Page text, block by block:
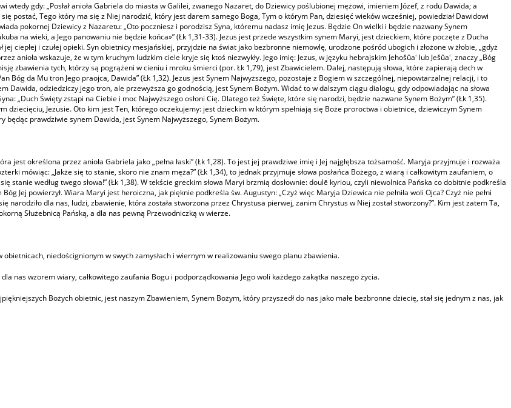
gdy: „Posłał anioła Gabriela do miasta w Galilei, zwanego Nazaret, do Dziewicy poślubionej mężowi, imieniem Józef, z rodu Dawida; a
postać, Tego który ma się z Niej narodzić, który jest darem samego Boga, Tym o którym Pan, dziesięć wieków wcześniej, powiedział Dawidowi
pokornej Dziewicy z Nazaretu: „Oto poczniesz i porodzisz Syna, któremu nadasz imię Jezus. Będzie On wielki i będzie nazwany Synem
na wieki, a Jego panowaniu nie będzie końca»” (Łk 1,31-33). Jezus jest przede wszystkim synem Maryi, jest dzieckiem, które poczęte z Ducha
ciepłej i czułej opieki. Syn obietnicy mesjańskiej, przyjdzie na świat jako bezbronne niemowlę, urodzone pośród ubogich i złożone w żłobie, „gdyż
anioła wskazuje, że w tym kruchym ludzkim ciele kryje się ktoś niezwykły. Jego imię: Jezus, w języku hebrajskim Jehošûaʻ lub Ješûaʻ, znaczy „Bóg
zbawienia tych, którzy są pogrążeni w cieniu i mroku śmierci (por. Łk 1,79), jest Zbawicielem. Dalej, następują słowa, które zapierają dech w
Bóg da Mu tron Jego praojca, Dawida” (Łk 1,32). Jezus jest Synem Najwyższego, pozostaje z Bogiem w szczególnej, niepowtarzalnej relacji, i to
odziedziczy jego tron, ale przewyższa go godnością, jest Synem Bożym. Widać to w dalszym ciągu dialogu, gdy odpowiadając na słowa
„Duch Święty zstąpi na Ciebie i moc Najwyższego osłoni Cię. Dlatego też Święte, które się narodzi, będzie nazwane Synem Bożym” (Łk 1,35).
dziecięciu, Jezusie. Oto kim jest Ten, którego oczekujemy: jest dzieckim w którym spełniają się Boże proroctwa i obietnice, dziewiczym Synem
prawdziwie synem Dawida, jest Synem Najwyższego, Synem Bożym.
określona przez anioła Gabriela jako „pełna łaski” (Łk 1,28). To jest jej prawdziwe imię i Jej najgłębsza tożsamość. Maryja przyjmuje i rozważa
mówiąc: „Jakże się to stanie, skoro nie znam męża?” (Łk 1,34), to jednak przyjmuje słowa posłańca Bożego, z wiarą i całkowitym zaufaniem, o
stanie według twego słowa!” (Łk 1,38). W tekście greckim słowa Maryi brzmią dosłownie: doulē kyriou, czyli niewolnica Pańska co dobitnie podkreśla
Jej powierzył. Wiara Maryi jest heroiczna, jak pięknie podkreśla św. Augustyn: „Czyż więc Maryja Dziewica nie pełniła woli Ojca? Czyż nie pełni
narodziło dla nas, ludzi, zbawienie, która została stworzona przez Chrystusa pierwej, zanim Chrystus w Niej został stworzony?”. Kim jest zatem Ta,
Służebnicą Pańską, a dla nas pewną Przewodniczką w wierze.
niedoścignionym w swych zamysłach i wiernym w realizowaniu swego planu zbawienia.
nas wzorem wiary, całkowitego zaufania Bogu i podporządkowania Jego woli każdego zakątka naszego życia.
Bożych obietnic, jest naszym Zbawieniem, Synem Bożym, który przyszedł do nas jako małe bezbronne dziecię, stał się jednym z nas, jak